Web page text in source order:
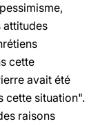
attitudes
cette
avait été
cette situation".
raisons